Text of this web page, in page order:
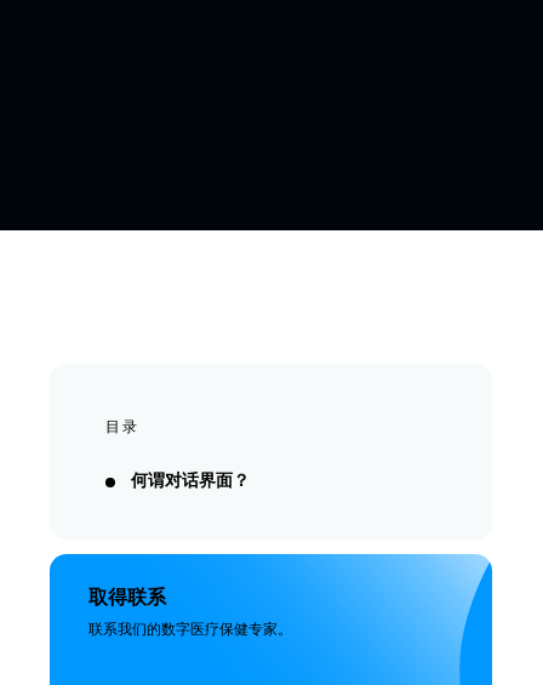
目录
何谓对话界面？
取得联系
联系我们的数字医疗保健专家。